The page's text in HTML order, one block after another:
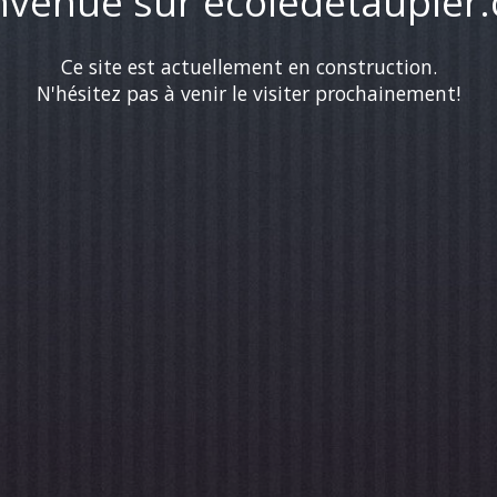
Ce site est actuellement en construction.
N'hésitez pas à venir le visiter prochainement!